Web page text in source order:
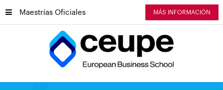
Maestrías Oficiales MÁS INFORMACIÓN